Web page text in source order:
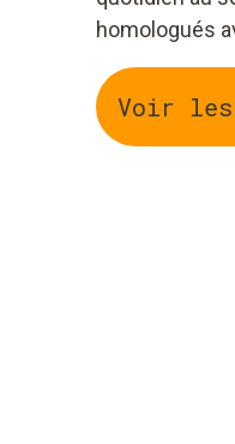
homologués
Voir